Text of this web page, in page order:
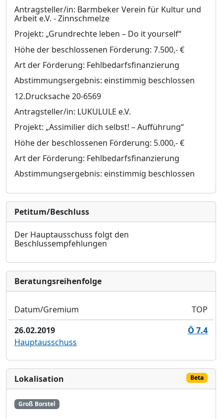
Antragsteller/in: Barmbeker Verein für Kultur und
Arbeit e.V. - Zinnschmelze
Projekt: „Grundrechte leben – Do it yourself“
Höhe der beschlossenen Förderung: 7.500,- €
Art der Förderung: Fehlbedarfsfinanzierung
Abstimmungsergebnis: einstimmig beschlossen
12.Drucksache 20-6569
Antragsteller/in: LUKULULE e.V.
Projekt: „Assimilier dich selbst! – Aufführung“
Höhe der beschlossenen Förderung: 5.000,- €
Art der Förderung: Fehlbedarfsfinanzierung
Abstimmungsergebnis: einstimmig beschlossen
Petitum/Beschluss
Der Hauptausschuss folgt den
Beschlussempfehlungen
Bera­tungs­reihen­folge
Datum/Gremium
TOP
26.02.2019
Ö 7.4
Hauptausschuss
Lokalisation Beta
Groß Borstel